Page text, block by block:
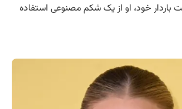
خود، او از یک شکم مصنوعی استفاده